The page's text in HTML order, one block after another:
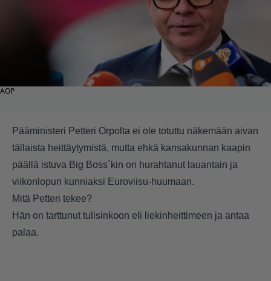
AOP
Pääministeri Petteri Orpolta ei ole totuttu näkemään aivan
tällaista heittäytymistä, mutta ehkä kansakunnan kaapin
päällä istuva Big Boss´kin on hurahtanut lauantain ja
viikonlopun kunniaksi Euroviisu-huumaan.
Mitä Petteri tekee?
Hän on tarttunut tulisinkoon eli liekinheittimeen ja antaa
palaa.